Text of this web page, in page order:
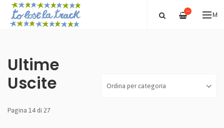
—
Ultime
Uscite
Pagina 14 di 27